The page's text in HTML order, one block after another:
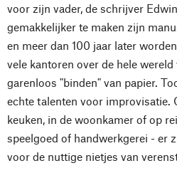
voor zijn vader, de schrijver
gemakkelijker te maken zijn
en meer dan 100 jaar later
vele kantoren over de hele
garenloos "binden" van papier.
echte talenten voor improvisatie.
keuken, in de woonkamer of op
speelgoed of handwerkgerei - er
voor de nuttige nietjes van